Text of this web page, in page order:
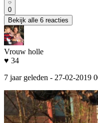
0
Bekijk alle 6 reacties
Vrouw holle
♥ 34
7 jaar geleden - 27-02-2019